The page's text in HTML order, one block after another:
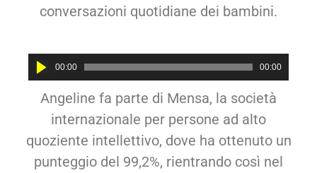
conversazioni quotidiane dei bambini.
Audio
Player
00:00 00:00
Angeline fa parte di Mensa, la società
internazionale per persone ad alto
quoziente intellettivo, dove ha ottenuto un
punteggio del 99,2%, rientrando così nel